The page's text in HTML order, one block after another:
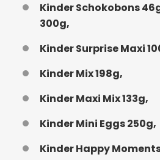
Kinder Schokobons
300g,
Kinder Surprise Maxi
Kinder Mix 198g,
Kinder Maxi Mix 133g,
Kinder Mini Eggs 250g,
Kinder Happy